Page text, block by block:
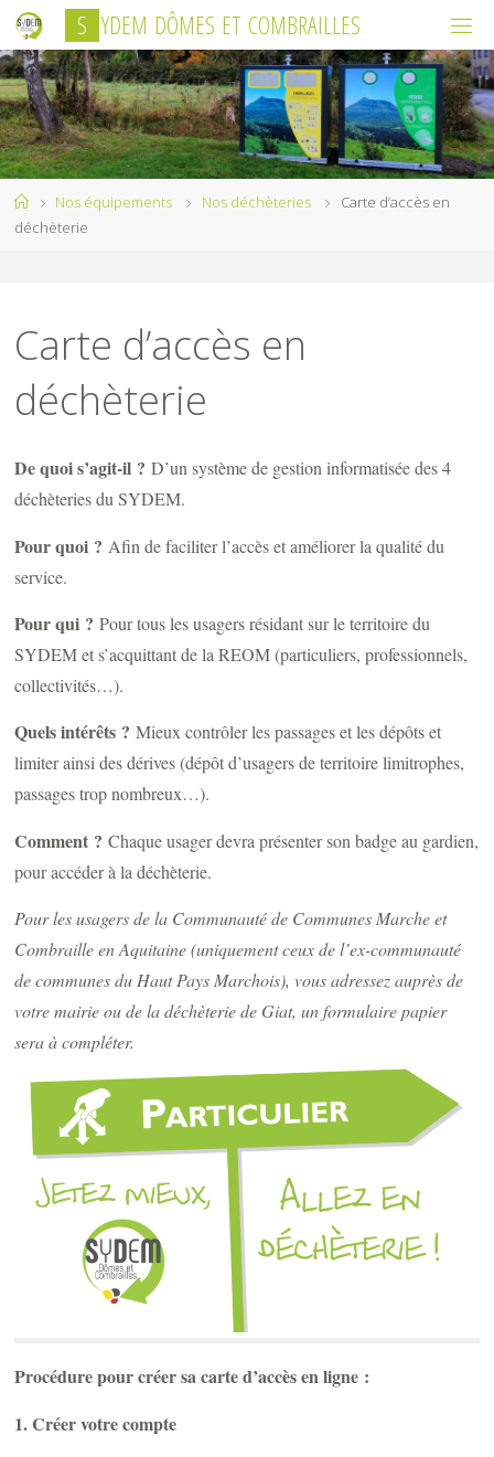
Skip
content
S YDEM DÔMES ET COMBRAIL L ES
HomeNos équipements Nos déchèteries
Carte d’accès en
déchèterie
Carte d’accès en
déchèterie
De quoi s’agit-il ?D’un système de gestion informatisée des 4
déchèteries du SYDEM.
Pour quoi ?Afin de faciliter l’accès et améliorer la qualité du
service.
Pour qui ?Pour tous les usagers résidant sur le territoire du
SYDEM et s’acquittant de la REOM (particuliers, professionnels,
collectivités…).
Quels intérêts ?Mieux contrôler les passages et les dépôts et
limiter ainsi des dérives (dépôt d’usagers de territoire limitrophes,
passages trop nombreux…).
Comment ?Chaque usager devra présenter son badge au gardien,
pour accéder à la déchèterie.
Pour les usagers de la Communauté de Communes Marche et
Combraille en Aquitaine (uniquement ceux de l’ex-communauté
de communes du Haut Pays Marchois), vous adressez auprès de
votre mairie ou de la déchèterie de Giat, un formulaire papier
sera à compléter.
Procédure pour créer sa carte d’accès en ligne :
1. Créer votre compte